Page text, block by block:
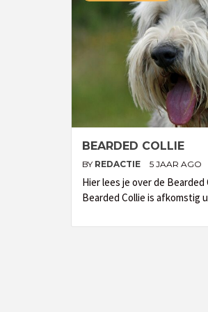
BEARDED COLLIE
BY REDACTIE 5 JAAR AGO
Hier lees je over de
Bearded Collie is afkomstig